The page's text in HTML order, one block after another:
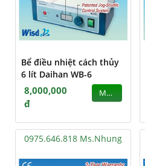
Bể điều nhiệt cách thủy
6 lít Daihan WB-6
8,000,000
đ
MUA
0975.646.818 Ms.Nhung